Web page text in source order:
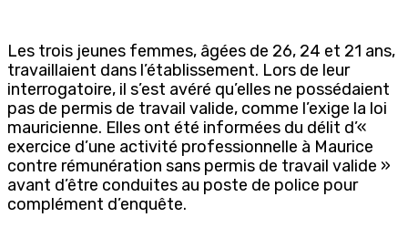
Les trois jeunes femmes, âgées de 26, 24 et 21 ans,
travaillaient dans l’établissement. Lors de leur
interrogatoire, il s’est avéré qu’elles ne possédaient
pas de permis de travail valide, comme l’exige la loi
mauricienne. Elles ont été informées du délit d’«
exercice d’une activité professionnelle à Maurice
contre rémunération sans permis de travail valide »
avant d’être conduites au poste de police pour
complément d’enquête.